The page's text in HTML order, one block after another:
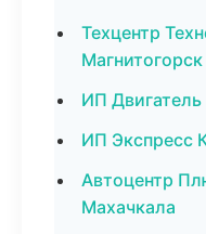
Техцентр
Магнитогорск
ИП
ИП Экспресс
Автоцентр
Махачкала